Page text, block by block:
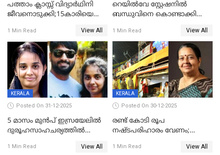
പത്താം ക്ലാസ്സ് വിദ്യാര്‍ഥിനി
ജീവനൊടുക്കി;15കാരിയെ
കിടപ്പുമുറിയില്‍ തൂങ്ങി മരിച്ച
നിലയിൽ
1 Min Read View All
റെയിൽവേ സ്റ്റേഷനിൽ
ബന്ധുവിനെ കൊണ്ടാക്കി
ലോറി സ്കൂട്ടറിൽ ഇടിച്ചു :
യുവതിക്ക് ദാരുണാന്ത്യം
1 Min Read View All
KERALA
Posted On 31-12-2025
5 മാസം മുൻപ് ഇസ്രയേലിൽ
ദുരൂഹസാഹചര്യത്തിൽ
മലയാളി യുവാവിന്റെ ഭാര്യയും
1 Min Read View All
KERALA
Posted On 30-12-2025
രണ്ട് കോടി രൂപ
നഷ്ടപരിഹാരം വേണം;
നോട്ടീസയച്ച് ഉമാ തോമസ്
1 Min Read View All